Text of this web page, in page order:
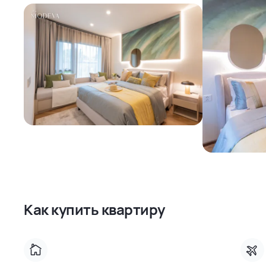
Как купить квартиру